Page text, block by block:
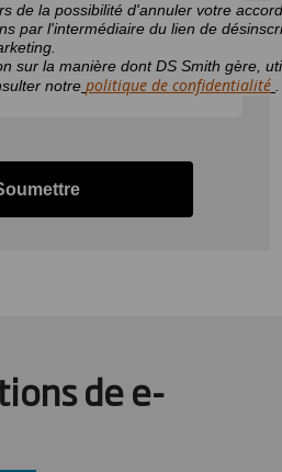
de la possibilité d'annuler votre
par l'intermédiaire du lien de
sur la manière dont DS Smith gère,
notre politique de confidentialité
de e-